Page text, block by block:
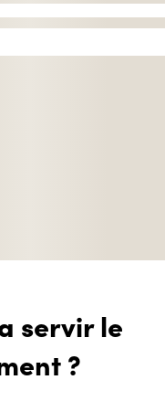
servir le
?